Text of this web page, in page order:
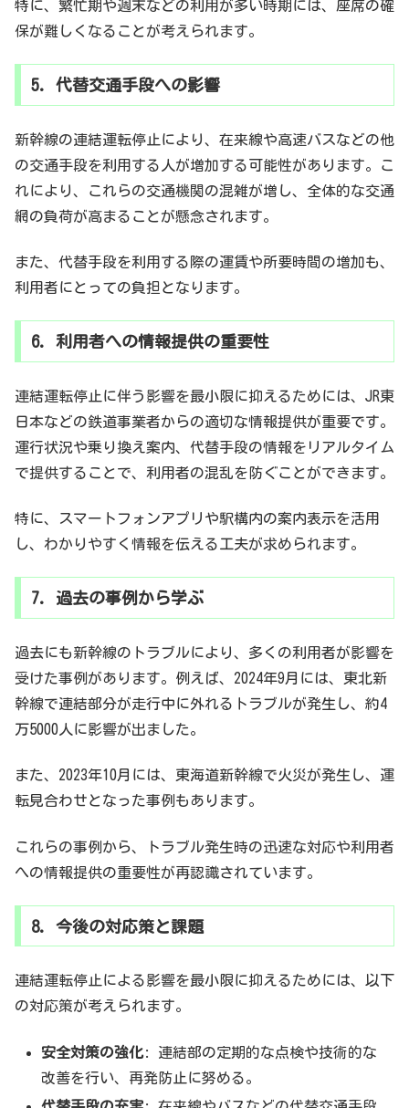
特に、繁忙期や週末などの利用が多い時期には、座席の確
保が難しくなることが考えられます。
5. 代替交通手段への影響
新幹線の連結運転停止により、在来線や高速バスなどの他
の交通手段を利用する人が増加する可能性があります。こ
れにより、これらの交通機関の混雑が増し、全体的な交通
網の負荷が高まることが懸念されます。
また、代替手段を利用する際の運賃や所要時間の増加も、
利用者にとっての負担となります。
6. 利用者への情報提供の重要性
連結運転停止に伴う影響を最小限に抑えるためには、JR東
日本などの鉄道事業者からの適切な情報提供が重要です。
運行状況や乗り換え案内、代替手段の情報をリアルタイム
で提供することで、利用者の混乱を防ぐことができます。
特に、スマートフォンアプリや駅構内の案内表示を活用
し、わかりやすく情報を伝える工夫が求められます。
7. 過去の事例から学ぶ
過去にも新幹線のトラブルにより、多くの利用者が影響を
受けた事例があります。例えば、2024年9月には、東北新
幹線で連結部分が走行中に外れるトラブルが発生し、約4
万5000人に影響が出ました。
また、2023年10月には、東海道新幹線で火災が発生し、運
転見合わせとなった事例もあります。
これらの事例から、トラブル発生時の迅速な対応や利用者
への情報提供の重要性が再認識されています。
8. 今後の対応策と課題
連結運転停止による影響を最小限に抑えるためには、以下
の対応策が考えられます。
安全対策の強化: 連結部の定期的な点検や技術的な
改善を行い、再発防止に努める。